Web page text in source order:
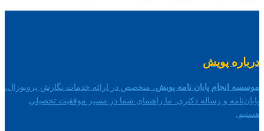
درباره پویش
موسسه انجام پایان نامه پویش، متخصص در ارائه خدمات نگارش پروپوزال،
پایان‌نامه و رساله دکتری. ما راهنمای شما در مسیر موفقیت تحصیلی
هستیم.